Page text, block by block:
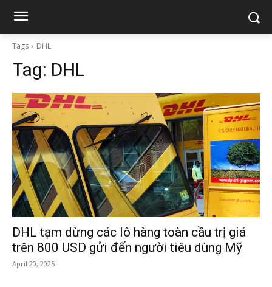
Tags DHL
Tag: DHL
DHL tạm dừng các lô hàng toàn cầu trị giá
trên 800 USD gửi đến người tiêu dùng Mỹ
April 20, 2025